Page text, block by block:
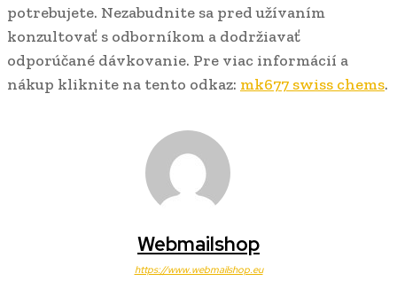
potrebujete. Nezabudnite sa pred užívaním
konzultovať s odborníkom a dodržiavať
odporúčané dávkovanie. Pre viac informácií a
nákup kliknite na tento odkaz: mk677 swiss chems.
Webmailshop
https://www.webmailshop.eu